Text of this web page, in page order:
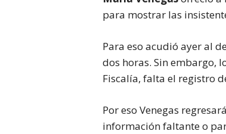
para mostrar las
Para eso acudió ayer al
dos horas. Sin embargo,
Fiscalía, falta el registro
Por eso Venegas
información faltante o